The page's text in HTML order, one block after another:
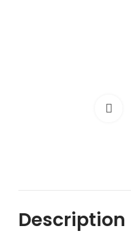
Description